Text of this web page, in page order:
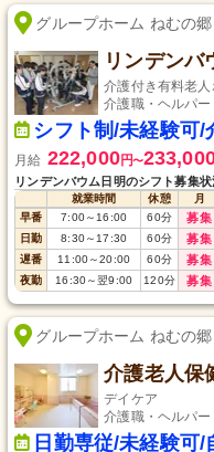
グループホーム ねむの
リンデンバ
介護付き有料老人
介護職・ヘルパー
シフト制/未経験可/
月給 222,000円〜
リンデンバウム日明のシフト募集状
就業時間 休憩 月
早番
7:00～ 16:00 60分 募集
日勤 8:30～ 17:30 60分 募集
遅番 11:00～20:00 60分 募集
夜勤 16:30～翌9:00 120分 募集
グループホーム ねむの
介護老人保
デイケア
介護職・ヘルパー
日勤専従/未経験可/